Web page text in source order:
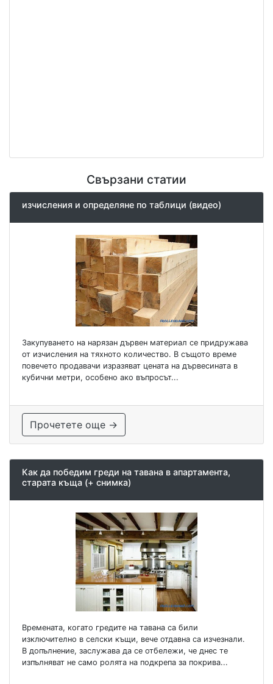
Свързани статии
изчисления и определяне по таблици (видео)
Закупуването на нарязан дървен материал се придружава
от изчисления на тяхното количество. В същото време
повечето продавачи изразяват цената на дървесината в
кубични метри, особено ако въпросът...
Прочетете още →
Как да победим греди на тавана в апартамента,
старата къща (+ снимка)
Времената, когато гредите на тавана са били
изключително в селски къщи, вече отдавна са изчезнали.
В допълнение, заслужава да се отбележи, че днес те
изпълняват не само ролята на подкрепа за покрива...